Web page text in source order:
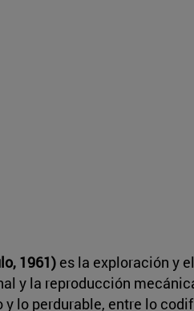
1961) es la exploración y
y la reproducción
lo perdurable, entre lo